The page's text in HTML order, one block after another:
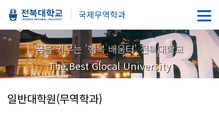
국제무역학과
꿈을 키우는 '행복 배움터' 전북대학교
The Best Glocal University
일반대학원(무역학과)